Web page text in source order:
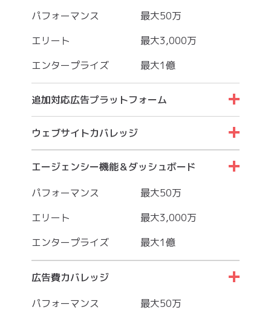
パフォーマンス
最大50万
エリート
最大3,000万
エンタープライズ
最大1億
追加対応広告プラットフォーム
パフォーマンス
エリート
最大3,000万
エンタープライズ
最大1億
ウェブサイトカバレッジ
パフォーマンス
最大50万
エージェンシー機能＆ダッシュボード
パフォーマンス
最大50万
エリート
最大3,000万
エンタープライズ
最大1億
広告費カバレッジ
パフォーマンス
最大50万